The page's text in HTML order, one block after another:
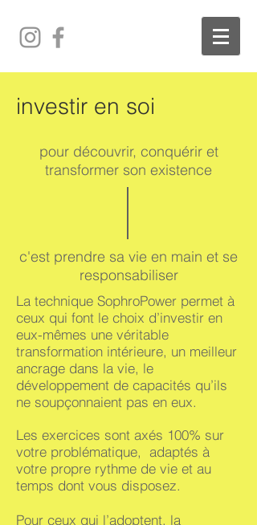
investir en soi
pour découvrir, conquérir et
transformer son existence
c'est prendre sa vie en main et se
responsabiliser
La technique SophroPower permet à
ceux qui font le choix d’investir en
eux-mêmes une véritable
transformation intérieure, un meilleur
ancrage dans la vie, le
développement de capacités qu’ils
ne soupçonnaient pas en eux.
Les exercices sont axés 100% sur
votre problématique, adaptés à
votre propre rythme de vie et au
temps dont vous disposez.
Pour ceux qui l’adoptent, la